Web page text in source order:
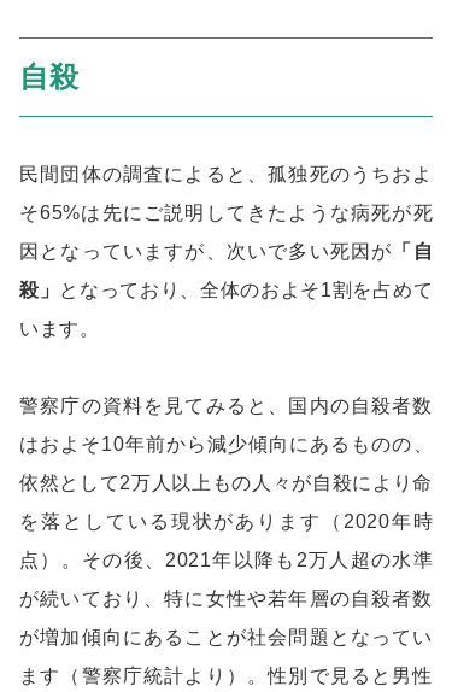
自殺
民間団体の調査によると、孤独死のうちおよ
そ65%は先にご説明してきたような病死が死
因となっていますが、次いで多い死因が 「自
殺」 となっており、全体のおよそ1割を占めて
います。
警察庁の資料を見てみると、国内の自殺者数
はおよそ10年前から減少傾向にあるものの、
依然として2万人以上もの人々が自殺により命
を落としている現状があります（2020年時
点）。その後、2021年以降も2万人超の水準
が続いており、特に女性や若年層の自殺者数
が増加傾向にあることが社会問題となってい
ます（警察庁統計より）。性別で見ると男性